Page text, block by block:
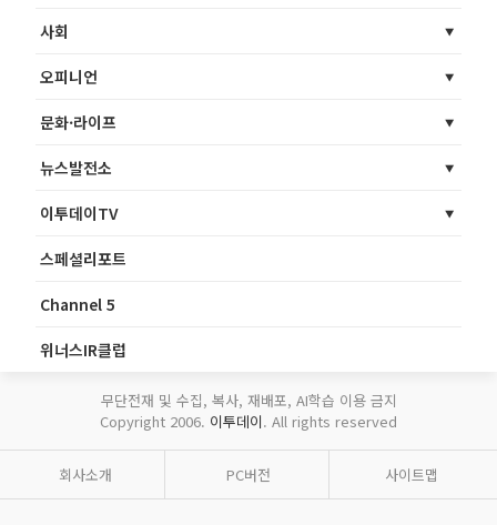
사회
오피니언
문화·라이프
뉴스발전소
이투데이TV
스페셜리포트
Channel 5
위너스IR클럽
무단전재 및 수집, 복사, 재배포, AI학습 이용 금지
Copyright 2006. 이투데이. All rights reserved
회사소개 PC버전 사이트맵